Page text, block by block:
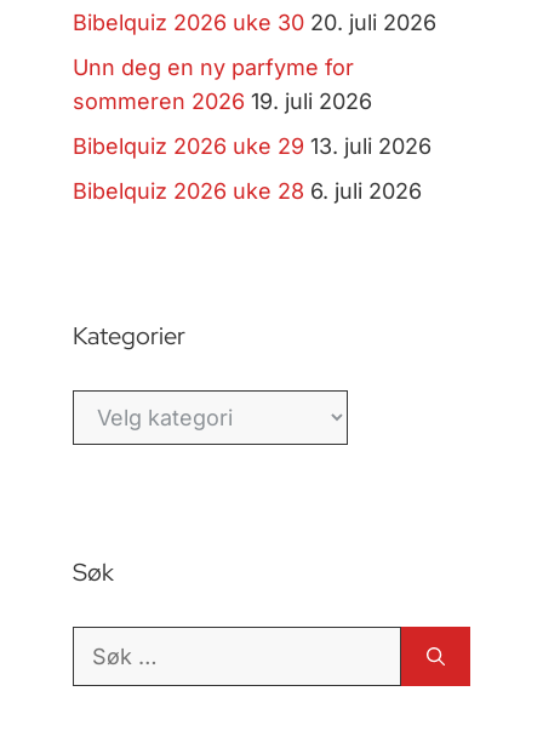
Bibelquiz 2026 uke 30 20. juli 2026
Unn deg en ny parfyme for
sommeren 2026 19. juli 2026
Bibelquiz 2026 uke 29 13. juli 2026
Bibelquiz 2026 uke 28 6. juli 2026
Kategorier
Kategorier
Søk
Søk